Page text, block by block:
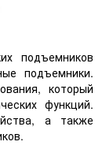
подъемников
подъемники.
который
функций.
а также